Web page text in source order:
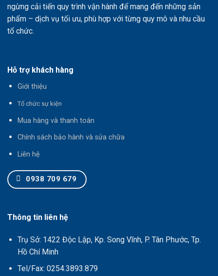
ngừng cải tiến quy trình vận hành để mang đến những sản
phẩm – dịch vụ tối ưu, phù hợp với từng quy mô và nhu cầu
tổ chức.
Hỗ trợ khách hàng
Giới thiệu
Tổ chức sự kiện
Mua hàng và thanh toán
Chính sách bảo hành và sửa chữa
Liên hệ
0938 709 679
Thông tin liên hệ
Trụ Sở: 1422 Độc Lập, Kp. Song Vĩnh, P. Tân Phước, Tp.
Hồ Chí Minh
Tel/Fax: 0254.3893.879